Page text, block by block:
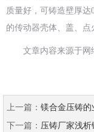
质量好，可铸造壁厚
的传动器壳体、盖、点
文章内容来源于网
上一篇： 镁合金压铸的
下一篇： 压铸厂家浅析